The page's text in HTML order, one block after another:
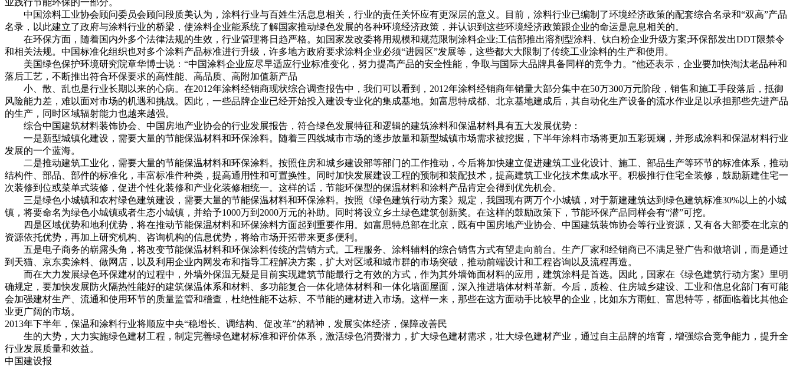
中国涂料工业协会顾问委员会顾问段质美认为，涂料行业与百姓生活息息相关，行业的责任关怀应有更深层的意义。目前，涂料行业已编制了环境经济政策的配套综合名录和“双高”产品
名录，以此建立了政府与涂料行业的桥梁，使涂料企业能系统了解国家推动绿色发展的各种环境经济政策，并认识到这些环境经济政策跟企业的命运是息息相关的。
在环保方面，随着国内外多个法律法规的生效，行业管理将日趋严格。如国家发改委将用规模和规范限制涂料企业;工信部推出溶剂型涂料、钛白粉企业升级方案;环保部发出DDT限禁令
和相关法规。中国标准化组织也对多个涂料产品标准进行升级，许多地方政府要求涂料企业必须“进园区”发展等，这些都大大限制了传统工业涂料的生产和使用。
美国绿色保护环境研究院章华博士说：“中国涂料企业应尽早适应行业标准变化，努力提高产品的安全性能，争取与国际大品牌具备同样的竞争力。”他还表示，企业要加快淘汰老品种和
落后工艺，不断推出符合环保要求的高性能、高品质、高附加值新产品
小、散、乱也是行业长期以来的心病。在2012年涂料经销商现状综合调查报告中，我们可以看到，2012年涂料经销商年销量大部分集中在50万300万元阶段，销售和施工手段落后，抵御
风险能力差，难以面对市场的机遇和挑战。因此，一些品牌企业已经开始投入建设专业化的集成基地。如富思特成都、北京基地建成后，其自动化生产设备的流水作业足以承担那些先进产品
的生产，同时区域辐射能力也越来越强。
综合中国建筑材料装饰协会、中国房地产业协会的行业发展报告，符合绿色发展特征和逻辑的建筑涂料和保温材料具有五大发展优势：
一是新型城镇化建设，需要大量的节能保温材料和环保涂料。随着三四线城市市场的逐步放量和新型城镇市场需求被挖掘，下半年涂料市场将更加五彩斑斓，并形成涂料和保温材料行业
发展的一个蓝海。
二是推动建筑工业化，需要大量的节能保温材料和环保涂料。按照住房和城乡建设部等部门的工作推动，今后将加快建立促进建筑工业化设计、施工、部品生产等环节的标准体系，推动
结构件、部品、部件的标准化，丰富标准件种类，提高通用性和可置换性。同时加快发展建设工程的预制和装配技术，提高建筑工业化技术集成水平。积极推行住宅全装修，鼓励新建住宅一
次装修到位或菜单式装修，促进个性化装修和产业化装修相统一。这样的话，节能环保型的保温材料和涂料产品肯定会得到优先机会。
三是绿色小城镇和农村绿色建筑建设，需要大量的节能保温材料和环保涂料。按照《绿色建筑行动方案》规定，我国现有两万个小城镇，对于新建建筑达到绿色建筑标准30%以上的小城
镇，将要命名为绿色小城镇或者生态小城镇，并给予1000万到2000万元的补助。同时将设立乡土绿色建筑创新奖。在这样的鼓励政策下，节能环保产品同样会有“潜”可挖。
四是区域优势和地利优势，将在推动节能保温材料和环保涂料方面起到重要作用。如富思特总部在北京，既有中国房地产业协会、中国建筑装饰协会等行业资源，又有各大部委在北京的
资源依托优势，再加上研究机构、咨询机构的信息优势，将给市场开拓带来更多便利。
五是电子商务的崭露头角，将改变节能保温材料和环保涂料传统的营销方式。工程服务、涂料辅料的综合销售方式有望走向前台。生产厂家和经销商已不满足登广告和做培训，而是通过
到天猫、京东卖涂料、做网店，以及利用企业内网发布和指导工程解决方案，扩大对区域和城市群的市场突破，推动前端设计和工程咨询以及流程再造。
而在大力发展绿色环保建材的过程中，外墙外保温无疑是目前实现建筑节能最行之有效的方式，作为其外墙饰面材料的应用，建筑涂料是首选。因此，国家在《绿色建筑行动方案》里明
确规定，要加快发展防火隔热性能好的建筑保温体系和材料、多功能复合一体化墙体材料和一体化墙面屋面，深入推进墙体材料革新。今后，质检、住房城乡建设、工业和信息化部门有可能
会加强建材生产、流通和使用环节的质量监管和稽查，杜绝性能不达标、不节能的建材进入市场。这样一来，那些在这方面动手比较早的企业，比如东方雨虹、富思特等，都面临着比其他企
业更广阔的市场。
2013年下半年，保温和涂料行业将顺应中央“稳增长、调结构、促改革”的精神，发展实体经济，保障改善民
生的大势，大力实施绿色建材工程，制定完善绿色建材标准和评价体系，激活绿色消费潜力，扩大绿色建材需求，壮大绿色建材产业，通过自主品牌的培育，增强综合竞争能力，提升全
行业发展质量和效益。
中国建设报